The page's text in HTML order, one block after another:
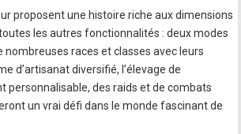
proposent une histoire riche aux dimensions
les autres fonctionnalités : deux modes
nombreuses races et classes avec leurs
d’artisanat diversifié, l’élevage de
personnalisable, des raids et de combats
un vrai défi dans le monde fascinant de